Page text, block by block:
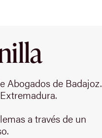
Abogados de Badajoz.
a través de un